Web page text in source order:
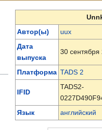
Автор(ы)
uux
Дата
выпуска
30 сентября
Платформа TADS 2
IFID
TADS2-
Язык
английский